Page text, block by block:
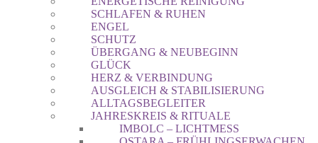
SCHLAFEN & RUHEN
ENGEL
SCHUTZ
ÜBERGANG & NEUBEGINN
GLÜCK
HERZ & VERBINDUNG
AUSGLEICH & STABILISIERUNG
ALLTAGSBEGLEITER
JAHRESKREIS & RITUALE
IMBOLC – LICHTMESS